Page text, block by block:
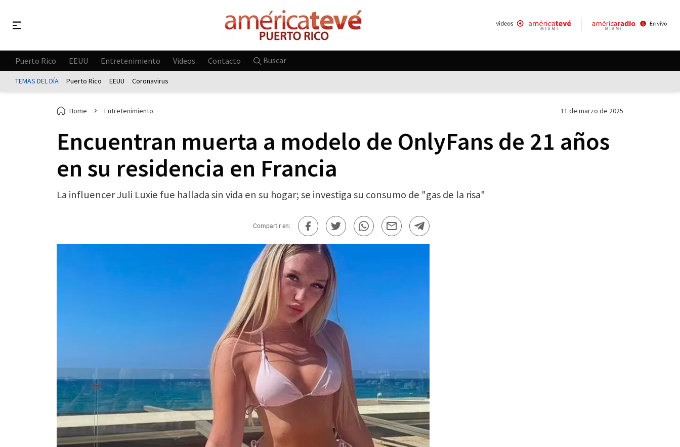
Puerto Rico EEUU Entretenimiento Videos Contacto Buscar
TEMAS DEL DÍA Puerto Rico EEUU Coronavirus
Home Entretenimiento 11 de marzo de 2025
Encuentran muerta a modelo de OnlyFans de 21 años
en su residencia en Francia
La influencer Juli Luxie fue hallada sin vida en su hogar; se investiga su consumo de "gas de la risa"
Compartir en: